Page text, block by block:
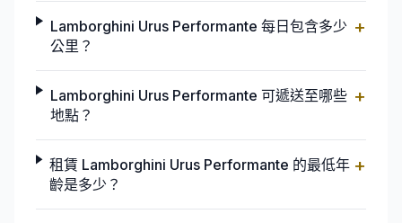
Lamborghini Urus Performante 每日包含多少
公里？
+
Lamborghini Urus Performante 可遞送至哪些
地點？
+
租賃 Lamborghini Urus Performante 的最低年
齡是多少？
+